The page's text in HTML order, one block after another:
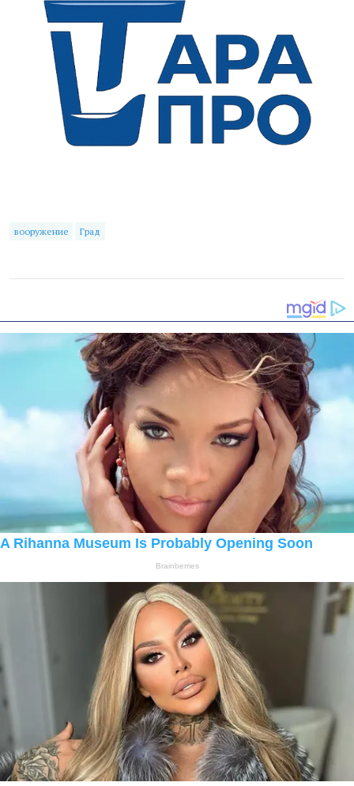
вооружение Град